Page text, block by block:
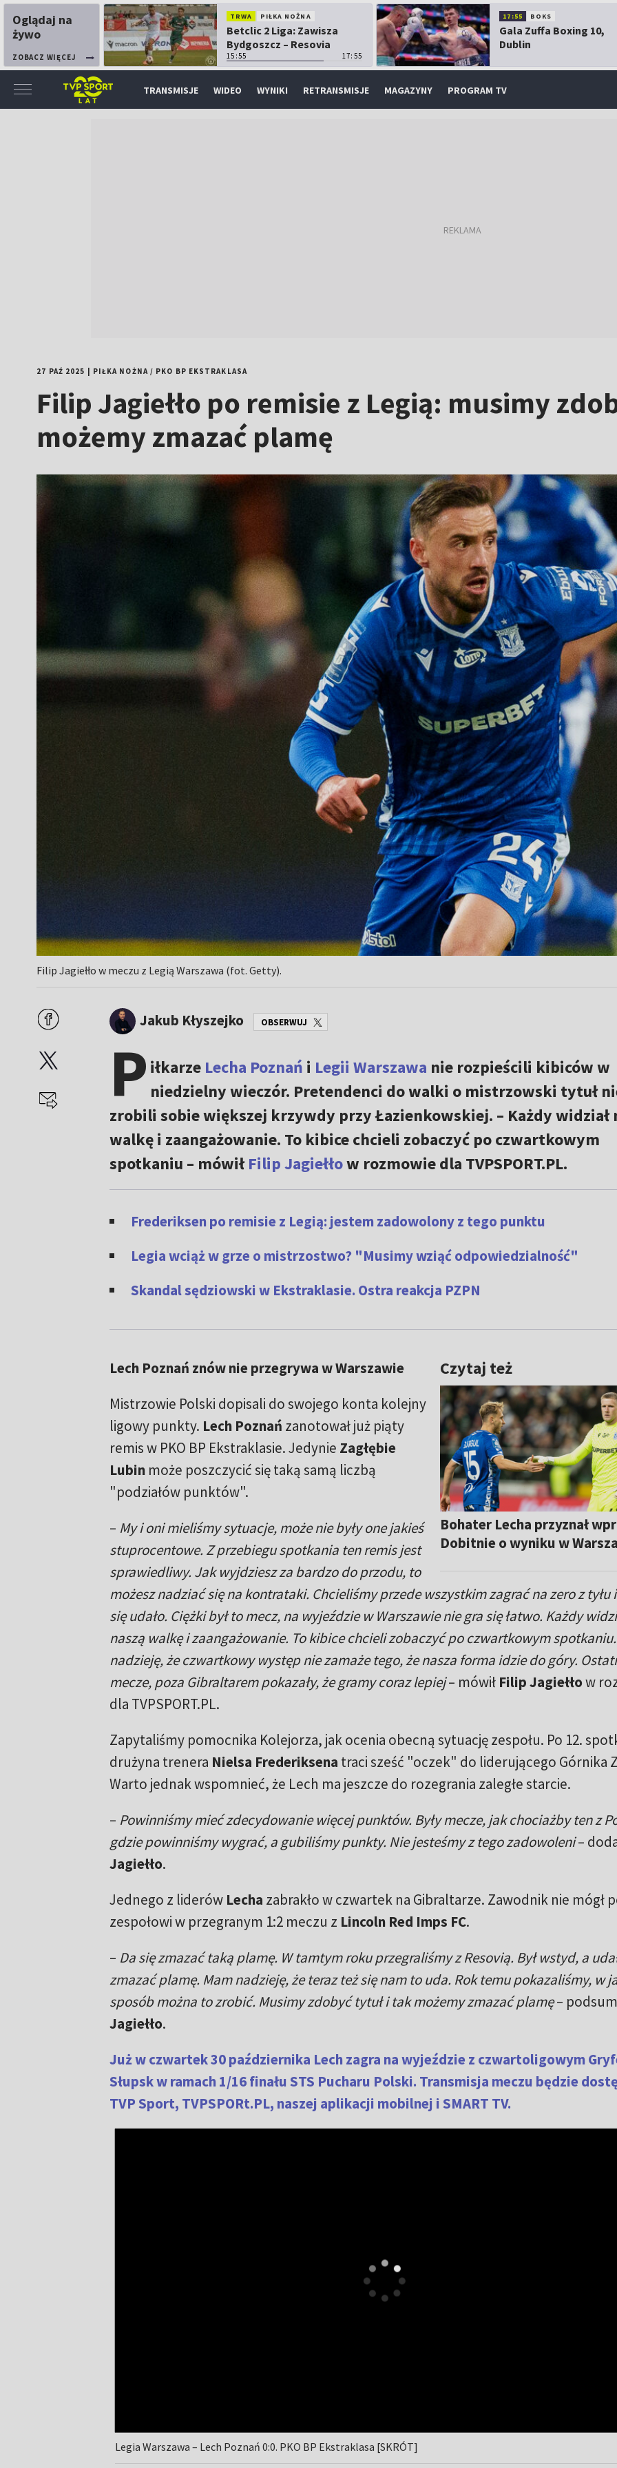
Oglądaj na
żywo
ZOBACZ WIĘCEJ
TRWA PIŁKA NOŻNA
Betclic 2 Liga: Zawisza
Bydgoszcz – Resovia
15:55 17:55
17:55 BOKS
Gala Zuffa Boxing 10,
Dublin
TRANSMISJE WIDEO WYNIKI RETRANSMISJE MAGAZYNY PROGRAM TV
27 PAŹ 2025 PIŁKA NOŻNA/ PKO BP EKSTRAKLASA
Filip Jagiełło po remisie z Legią: musimy
możemy zmazać plamę
Filip Jagiełło w meczu z Legią Warszawa (fot. Getty).
Jakub Kłyszejko OBSERWUJ
P iłkarze Lecha Poznań i Legii Warszawa nie rozpieścili kibiców w
niedzielny wieczór. Pretendenci do walki o mistrzowski tytuł
zrobili sobie większej krzywdy przy Łazienkowskiej. – Każdy widział
walkę i zaangażowanie. To kibice chcieli zobaczyć po czwartkowym
spotkaniu – mówiłFilip Jagiełłow rozmowie dla TVPSPORT.PL.
Frederiksen po remisie z Legią: jestem zadowolony z tego punktu
Legia wciąż w grze o mistrzostwo? "Musimy wziąć odpowiedzialność"
Skandal sędziowski w Ekstraklasie. Ostra reakcja PZPN
Czytaj też
Bohater Lecha przyznał
Dobitnie o wyniku w
Lech Poznań znów nie przegrywa w Warszawie
Mistrzowie Polski dopisali do swojego konta kolejny
ligowy punkty. Lech Poznań zanotował już piąty
remis w PKO BP Ekstraklasie. Jedynie Zagłębie
Lubin może poszczycić się taką samą liczbą
"podziałów punktów".
– My i oni mieliśmy sytuacje, może nie były one jakieś
stuprocentowe. Z przebiegu spotkania ten remis jest
sprawiedliwy. Jak wyjdziesz za bardzo do przodu, to
możesz nadziać się na kontrataki. Chcieliśmy przede wszystkim zagrać na zero z tyłu
się udało. Ciężki był to mecz, na wyjeździe w Warszawie nie gra się łatwo. Każdy
naszą walkę i zaangażowanie. To kibice chcieli zobaczyć po czwartkowym
nadzieję, że czwartkowy występ nie zamaże tego, że nasza forma idzie do góry.
mecze, poza Gibraltarem pokazały, że gramy coraz lepiej– mówił Filip Jagiełłow
dla TVPSPORT.PL.
Zapytaliśmy pomocnika Kolejorza, jak ocenia obecną sytuację zespołu. Po 12.
drużyna trenera Nielsa Frederiksena traci sześć "oczek" do liderującego Górnika
Warto jednak wspomnieć, że Lech ma jeszcze do rozegrania zaległe starcie.
– Powinniśmy mieć zdecydowanie więcej punktów. Były mecze, jak chociażby ten z
gdzie powinniśmy wygrać, a gubiliśmy punkty. Nie jesteśmy z tego zadowoleni–
Jagiełło.
Jednego z liderów Lecha zabrakło w czwartek na Gibraltarze. Zawodnik nie mógł
zespołowi w przegranym 1:2 meczu z Lincoln Red Imps FC.
– Da się zmazać taką plamę. W tamtym roku przegraliśmy z Resovią. Był wstyd, a
zmazać plamę. Mam nadzieję, że teraz też się nam to uda. Rok temu pokazaliśmy, w
sposób można to zrobić. Musimy zdobyć tytuł i tak możemy zmazać plamę–
Jagiełło.
Już w czwartek 30 października Lech zagra na wyjeździe z czwartoligowym
Słupsk w ramach 1/16 finału STS Pucharu Polski. Transmisja meczu będzie
TVP Sport, TVPSPORt.PL, naszej aplikacji mobilnej i SMART TV.
Legia Warszawa – Lech Poznań 0:0. PKO BP Ekstraklasa [SKRÓT]